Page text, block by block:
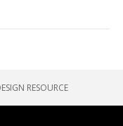
RESOURCE